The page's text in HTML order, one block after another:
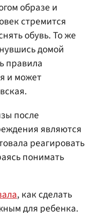
образе и
стремится
обувь. То же
домой
правила
и может
после
являются
реагировать
понимать
, как сделать
для ребенка.